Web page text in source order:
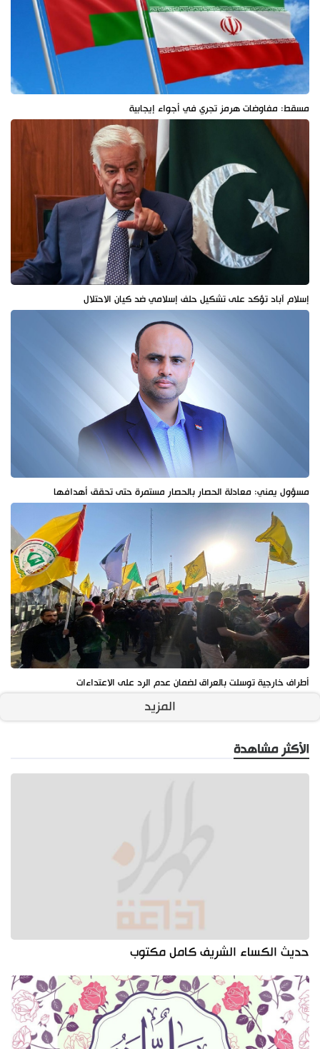
مسقط: مفاوضات هرمز تجري في أجواء إيجابية
إسلام آباد تؤكد على تشكيل حلف إسلامي ضد كيان الاحتلال
مسؤول يمني: معادلة الحصار بالحصار مستمرة حتى تحقق أهدافها
أطراف خارجية توسلت بالعراق لضمان عدم الرد على الاعتداءات
المزيد
الأكثر مشاهدة
حديث الكساء الشريف كامل مكتوب